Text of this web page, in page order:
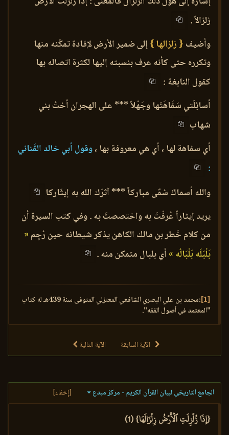
زلزالاً .
وأضيف { زلزالها }إلى ضمير الأرض لإفادة تمكّنه منها
وتكرره حتى كأنه عرف بنسبته إليها لكثرة اتصاله بها
كقول النابغة :
أسائِلَتي سَفَاهَتَها وجَهْلاً *** على الهجران أختُ بني
شهاب
أي سفاهة لها ، أي هي معروفة بها ،وقول أبي خالد القَناني
:
والله أسماكَ سُمًى مباركاً *** آثرَك الله به إيثَاركا
يريد إيثاراً عُرفْتَ به واختصصتَ به . وفي كتب السيرة أن
من كلام خَطر بن مالك الكاهن يذكر شيطانه حين رُجِم «
بَلْبَلَه بَلْبَالُه » أي بلبال متمكن منه .
[1]
:محمد بن علي البصري الشافعي المعتزلي المتوفى سنة 439هـ له كتاب
"المعتمد في أصول الفقه".
الآية السابقة الآية التالية
الجامع التاريخي لبيان القرآن الكريم - مركز مبدع [إخفاء]
{إِذَا زُلۡزِلَتِ ٱلۡأَرۡضُ زِلۡزَالَهَا} (1)